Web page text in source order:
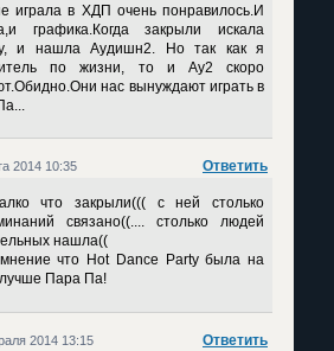
играла в ХДП очень понравилось.И
графика.Когда закрыли искала
и нашла Аудишн2. Но так как я
по жизни, то и Ау2 скоро
нас вынуждают играть в
Ответить
2014 10:35
что закрыли((( с ней столько
связано((.... столько людей
нашла((
что Hot Dance Party была на
Пара Па!
Ответить
2014 13:15